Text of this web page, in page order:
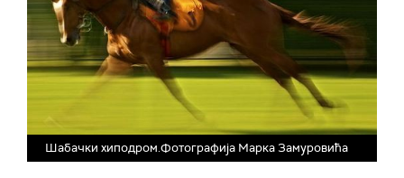
Шабачки хиподром.Фотографија Марка Замуровића